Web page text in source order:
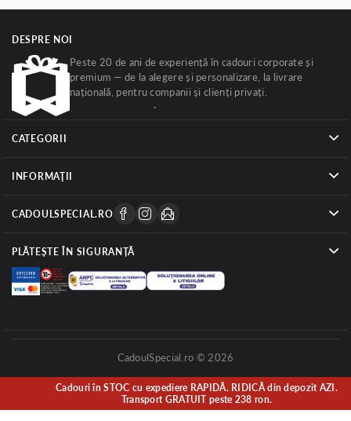
DESPRE NOI
Peste 20 de ani de experiență în cadouri corporate și
premium — de la alegere și personalizare, la livrare
națională, pentru companii și clienți privați.
·
CATEGORII
INFORMAŢII
CADOULSPECIAL.RO
PLĂTEȘTE ÎN SIGURANȚĂ
CadoulSpecial.ro © 2026
Cadouri în STOC cu expediere RAPIDĂ. RIDICĂ din depozit AZI.
Transport GRATUIT peste 238 ron.